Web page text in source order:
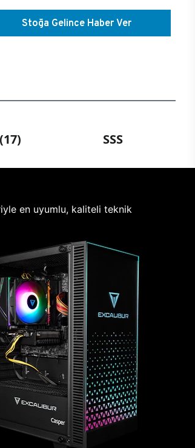
Stoğa Gelince Haber Ver
SSS
en uyumlu, kaliteli teknik